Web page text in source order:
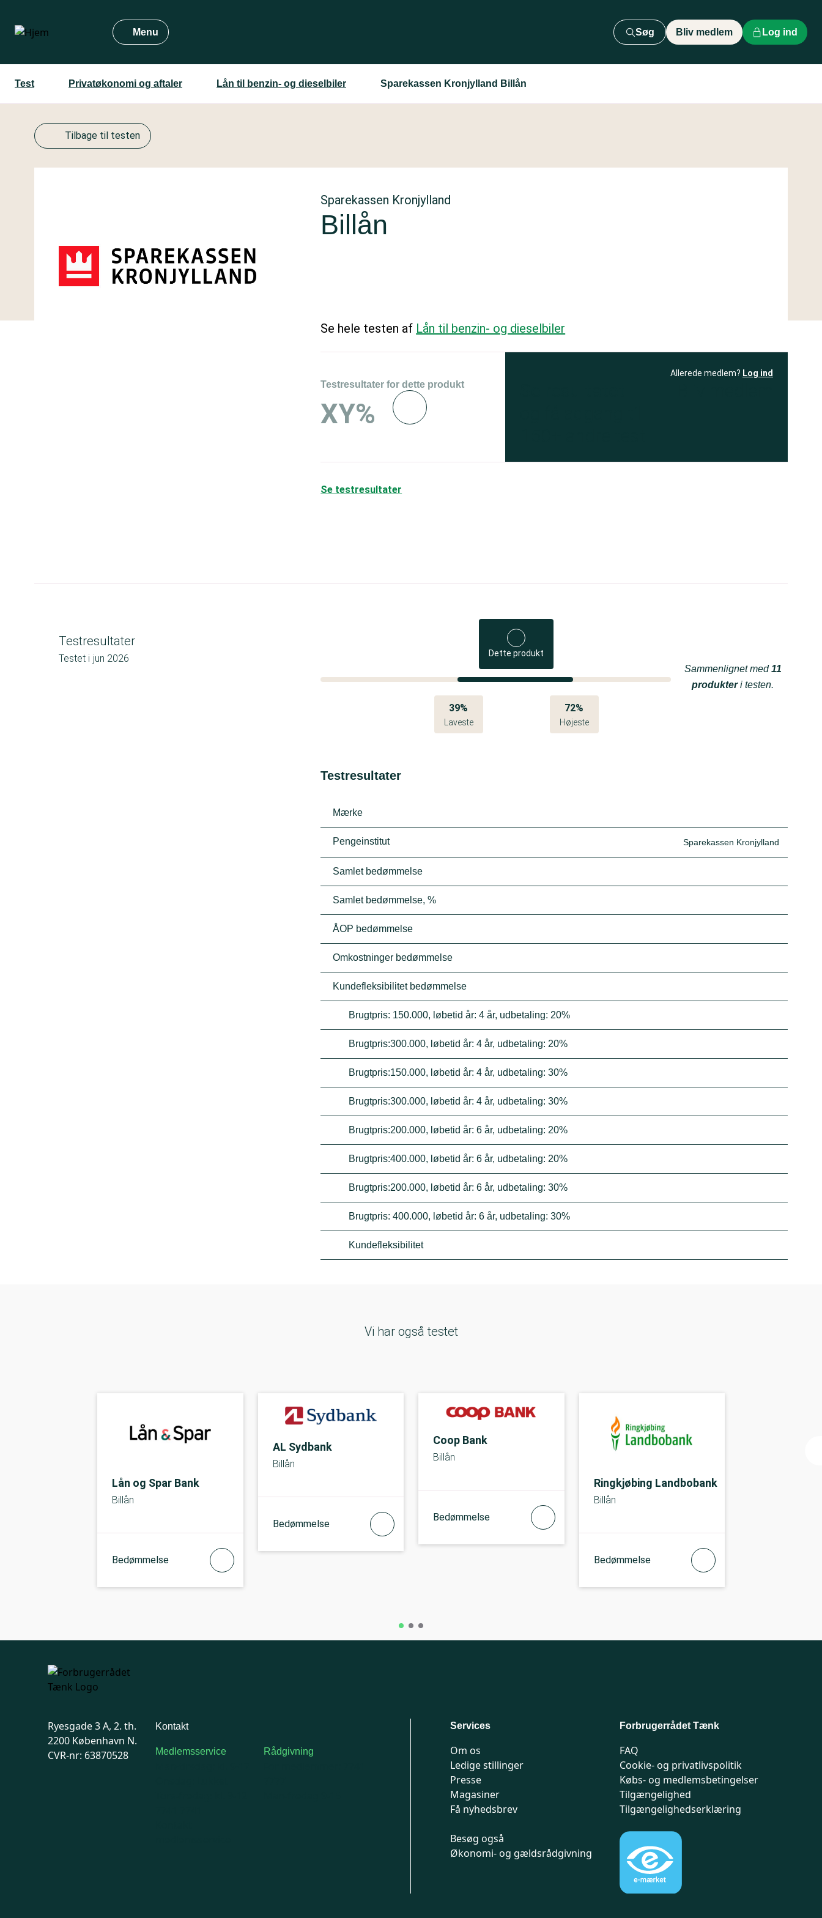
hovedindhold
Menu Søg Bliv medlem Log ind
Test Privatøkonomi og aftaler Lån til benzin- og dieselbiler Sparekassen Kronjylland Billån
Tilbage til testen
Sparekassen Kronjylland
Billån
Se hele testen af Lån til benzin- og dieselbiler
Testresultater for dette produkt
XY%
Allerede medlem? Log ind
Se testresultater
Testresultater
Testet i jun 2026 Dette produkt
39%
Laveste
72%
Højeste
Sammenlignet med11
produkteri testen.
Testresultater
Mærke
Pengeinstitut Sparekassen Kronjylland
Samlet bedømmelse
Samlet bedømmelse, %
ÅOP bedømmelse
Omkostninger bedømmelse
Kundefleksibilitet bedømmelse
Brugtpris: 150.000, løbetid år: 4 år, udbetaling: 20%
Brugtpris:300.000, løbetid år: 4 år, udbetaling: 20%
Brugtpris:150.000, løbetid år: 4 år, udbetaling: 30%
Brugtpris:300.000, løbetid år: 4 år, udbetaling: 30%
Brugtpris:200.000, løbetid år: 6 år, udbetaling: 20%
Brugtpris:400.000, løbetid år: 6 år, udbetaling: 20%
Brugtpris:200.000, løbetid år: 6 år, udbetaling: 30%
Brugtpris: 400.000, løbetid år: 6 år, udbetaling: 30%
Kundefleksibilitet
Vi har også testet
Lån og Spar Bank
Billån
Bedømmelse
AL Sydbank
Billån
Bedømmelse
Coop Bank
Billån
Bedømmelse
Ringkjøbing Landbobank
Billån
Bedømmelse
Ryesgade 3 A, 2. th.
2200 København N.
CVR-nr: 63870528
Kontakt
Medlemsservice Rådgivning
Services
Om os
Ledige stillinger
Presse
Magasiner
Få nyhedsbrev
Besøg også
Økonomi- og gældsrådgivning
Forbrugerrådet Tænk
FAQ
Cookie- og privatlivspolitik
Købs- og medlemsbetingelser
Tilgængelighed
Tilgængelighedserklæring